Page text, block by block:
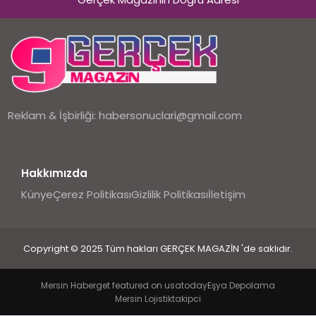
EKONOMI
DÜNYA
Reklam & İşbirliği:habersonuclari@gmail.com
Hakkımızda
KünyeÇerez PolitikasıGizlilik Politikasıİletişim
Copyright © 2025 Tüm hakları GERÇEK MAGAZİN 'de saklıdır.
Mersin Haberget featured on usatodayEşya Depolama
Mersin Lojistiktakipci